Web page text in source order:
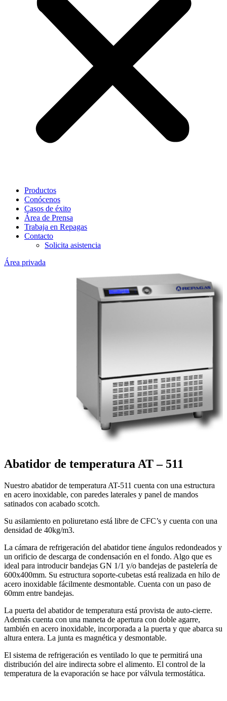
Productos
Conócenos
Casos de éxito
Área de Prensa
Trabaja en Repagas
Contacto
Solicita asistencia
Área privada
Abatidor de temperatura AT – 511
Nuestro abatidor de temperatura AT-511 cuenta con una estructura
en acero inoxidable, con paredes laterales y panel de mandos
satinados con acabado scotch.
Su asilamiento en poliuretano está libre de CFC’s y cuenta con una
densidad de 40kg/m3.
La cámara de refrigeración del abatidor tiene ángulos redondeados y
un orificio de descarga de condensación en el fondo. Algo que es
ideal para introducir bandejas GN 1/1 y/o bandejas de pastelería de
600x400mm. Su estructura soporte-cubetas está realizada en hilo de
acero inoxidable fácilmente desmontable. Cuenta con un paso de
60mm entre bandejas.
La puerta del abatidor de temperatura está provista de auto-cierre.
Además cuenta con una maneta de apertura con doble agarre,
también en acero inoxidable, incorporada a la puerta y que abarca su
altura entera. La junta es magnética y desmontable.
El sistema de refrigeración es ventilado lo que te permitirá una
distribución del aire indirecta sobre el alimento. El control de la
temperatura de la evaporación se hace por válvula termostática.